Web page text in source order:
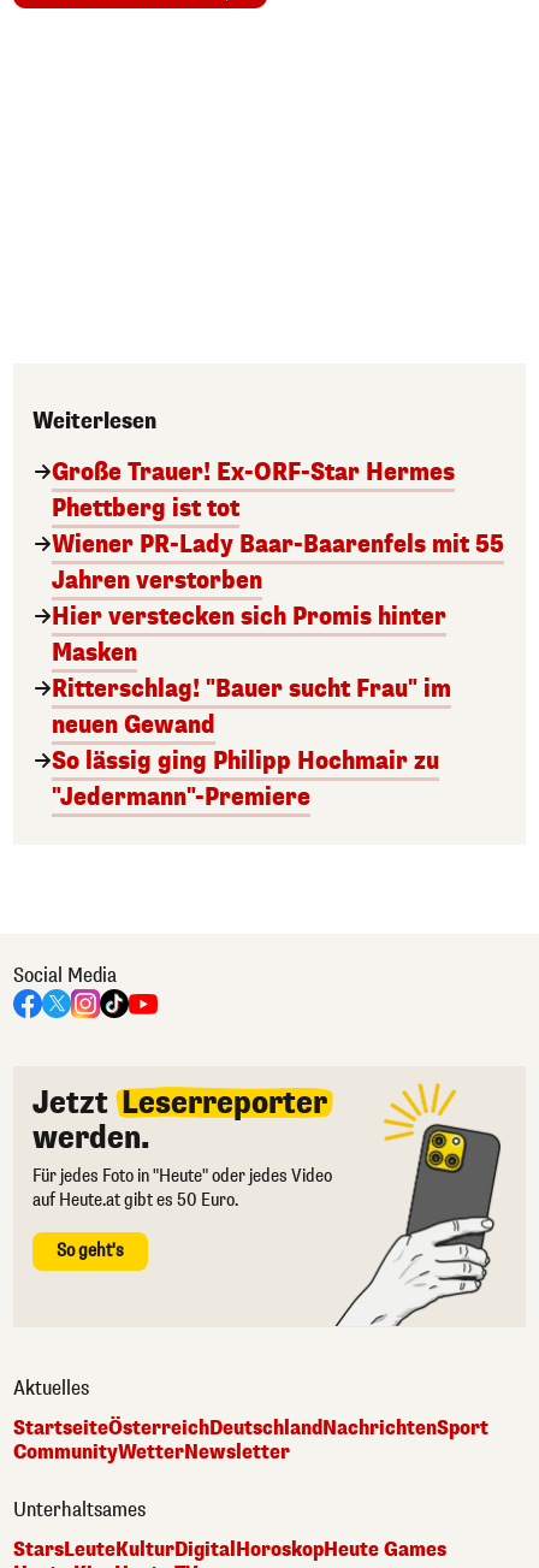
Weiterlesen
Große Trauer! Ex-ORF-Star Hermes
Phettberg ist tot
Wiener PR-Lady Baar-Baarenfels mit 55
Jahren verstorben
Hier verstecken sich Promis hinter
Masken
Ritterschlag! "Bauer sucht Frau" im
neuen Gewand
So lässig ging Philipp Hochmair zu
"Jedermann"-Premiere
Social Media
Jetzt Leserreporter
werden.
Für jedes Foto in "Heute" oder jedes Video
auf Heute.at gibt es 50 Euro.
So geht's
Aktuelles
StartseiteÖsterreichDeutschlandNachrichtenSport
CommunityWetterNewsletter
Unterhaltsames
StarsLeuteKulturDigital HoroskopHeute Games